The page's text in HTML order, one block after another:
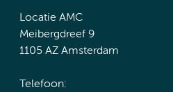
Locatie AMC
Meibergdreef 9
1105 AZ Amsterdam
Telefoon: